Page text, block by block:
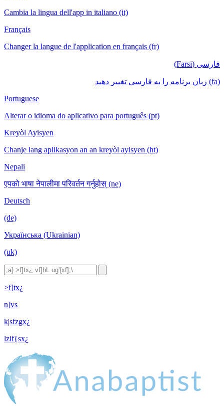
Cambia la lingua dell'app in italiano (it)
Français
Changer la langue de l'application en français (fr)
فارسی (Farsi)
(fa) زبان برنامه را به فارسی تغییر دهید
Portuguese
Alterar o idioma do aplicativo para português (pt)
Kreyòl Ayisyen
Chanje lang aplikasyon an an kreyòl ayisyen (ht)
Nepali
एपको भाषा नेपालीमा परिवर्तन गर्नुहोस् (ne)
Deutsch
(de)
Українська (Ukrainian)
(uk)
>f]tx¿
n]vs
k|sfzgx¿
lzif{sx¿